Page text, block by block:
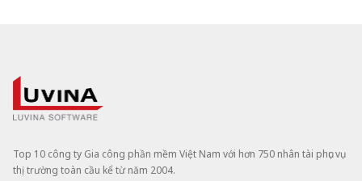
Top 10 công ty Gia công phần mềm Việt Nam với hơn 750 nhân tài phục vụ
thị trường toàn cầu kể từ năm 2004.